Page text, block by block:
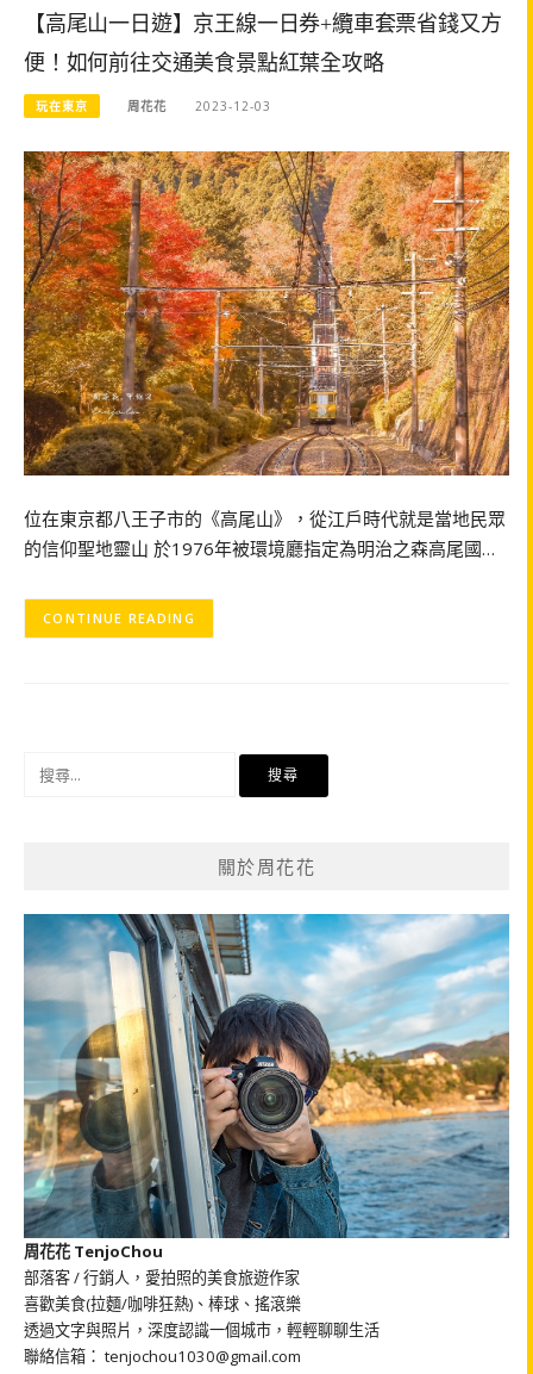
【高尾山一日遊】京王線一日券+纜車套票省錢又方
便！如何前往交通美食景點紅葉全攻略
玩在東京 周花花 2023-12-03
位在東京都八王子市的《高尾山》，從江戶時代就是當地民眾
的信仰聖地靈山 於1976年被環境廳指定為明治之森高尾國…
CONTINUE READING
關於周花花
周花花 TenjoChou
部落客 / 行銷人，愛拍照的美食旅遊作家
喜歡美食(拉麵/咖啡狂熱)、棒球、搖滾樂
透過文字與照片，深度認識一個城市，輕輕聊聊生活
聯絡信箱： tenjochou1030@gmail.com